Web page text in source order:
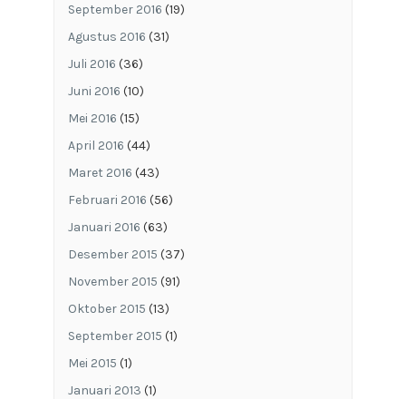
September 2016 (19)
Agustus 2016 (31)
Juli 2016 (36)
Juni 2016 (10)
Mei 2016 (15)
April 2016 (44)
Maret 2016 (43)
Februari 2016 (56)
Januari 2016 (63)
Desember 2015 (37)
November 2015 (91)
Oktober 2015 (13)
September 2015 (1)
Mei 2015 (1)
Januari 2013 (1)